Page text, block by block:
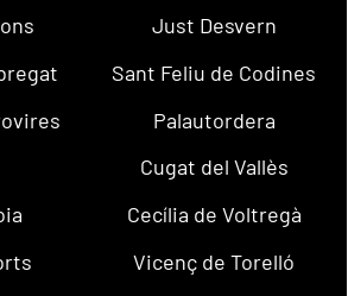
Just Desvern
Sant Feliu de Codines
Palautordera
Cugat del Vallès
Cecília de Voltregà
Vicenç de Torelló